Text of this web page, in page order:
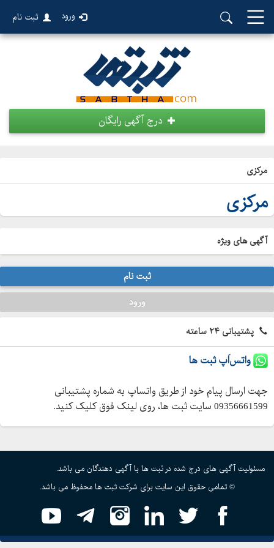
ورود ثبت نام
درج آگهی رایگان
مرکزی
مرکزی
آگهی های ویژه
ثبت نام
ورود
پشتیبانی ۲۴ ساعته
واتس‌اَپ ثبت ها
جهت ارسال پیام خود از طریق واتساپ به شماره پشتیبانی
09356661599 سایت ثبت ها، روی لینک فوق کلیک کنید.
مسئولیت آگهی های درج شده در ثبت ها با آگهی دهندگان می باشد.
© تمامی حقوق این سایت برای شرکت ثبت ها محفوظ می باشد.